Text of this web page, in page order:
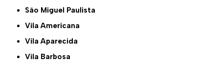
São Miguel Paulista
Vila Americana
Vila Aparecida
Vila Barbosa